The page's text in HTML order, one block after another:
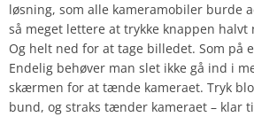
løsning, som alle kameramobiler burde
så meget lettere at trykke knappen halvt
Og helt ned for at tage billedet. Som på
Endelig behøver man slet ikke gå ind i
skærmen for at tænde kameraet. Tryk
bund, og straks tænder kameraet – klar